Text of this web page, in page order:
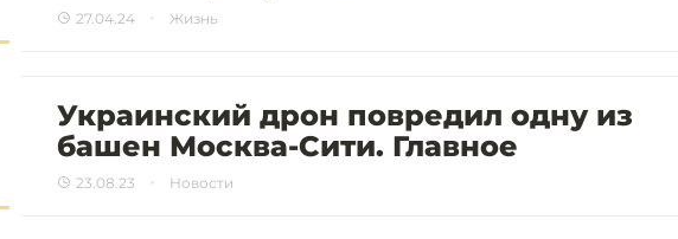
27.04.24 Жизнь
Украинский дрон повредил одну из
башен Москва-Сити. Главное
23.08.23 Новости